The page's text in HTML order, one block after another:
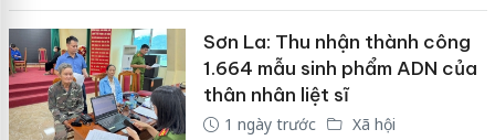
Sơn La: Thu nhận thành công
1.664 mẫu sinh phẩm ADN của
thân nhân liệt sĩ
1 ngày trước Xã hội